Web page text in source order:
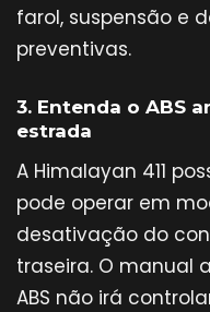
farol, suspensão e
preventivas.
3. Entenda o ABS
estrada
A Himalayan 411
pode operar em
desativação do
traseira. O manual
ABS não irá